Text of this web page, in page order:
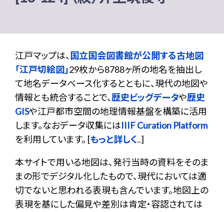
江戸マップは、 国立国会図書館が公開する古地図
「江戸切絵図」29枚から8788ヶ所の地名を抽出し
て地名データベース化するとともに、現代の地図や
情報とも統合することで、歴史ビッグデータや歴史
GISや江戸都市空間の地理情報基盤を構築に活用
します。なおデータ収集にはIIIF Curation Platform
を利用しています。 [もっと詳しく..]
本サイトで用いる地図は、発行当時の資料をそのま
まの形でデジタル化したもので、現代においては適
切でないと思われる表現も含んでいます。地図上の
表現を基にした偏見や差別は肯定・容認されては